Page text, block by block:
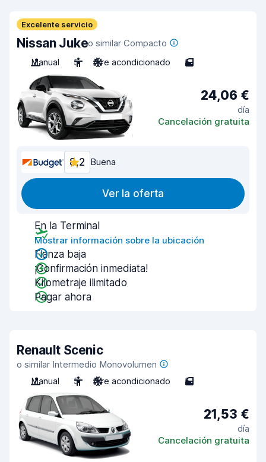
Excelente servicio
Nissan Jukeo similar Compacto
Manual
5 Aire acondicionado 5
24,06 €
día
Cancelación gratuita
8,2 Buena
Ver la oferta
En la Terminal
Mostrar información sobre la ubicación
Fianza baja
¡Confirmación inmediata!
Kilometraje ilimitado
Pagar ahora
Renault Scenic
o similar Intermedio Monovolumen
Manual
5 Aire acondicionado 5
21,53 €
día
Cancelación gratuita